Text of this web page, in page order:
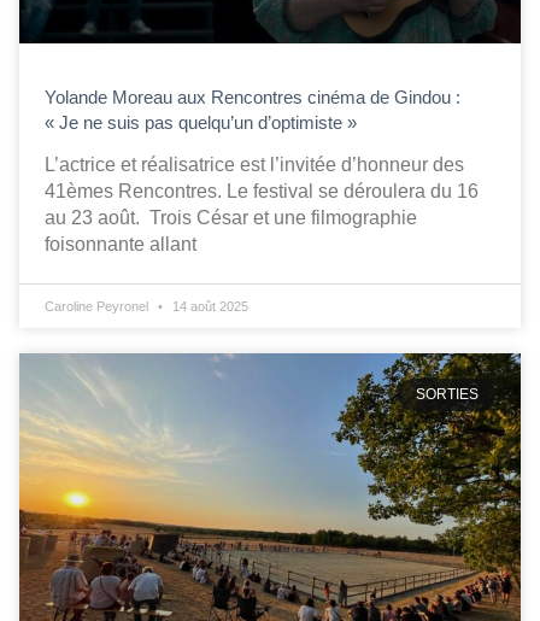
Yolande Moreau aux Rencontres cinéma de Gindou :
« Je ne suis pas quelqu’un d’optimiste »
L’actrice et réalisatrice est l’invitée d’honneur des
41èmes Rencontres. Le festival se déroulera du 16
au 23 août. Trois César et une filmographie
foisonnante allant
Caroline Peyronel 14 août 2025
SORTIES